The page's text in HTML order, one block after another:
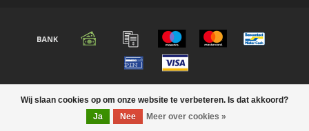
Wij slaan cookies op om onze website te verbeteren. Is dat akkoord?
Ja
Nee Meer over cookies »
© Copyright 2026 Audio expert